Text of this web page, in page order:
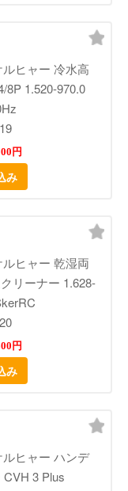
ヒャー 冷水高
8P 1.520-970.0
円
み
ヒャー 乾湿両
リーナー 1.628-
円
み
ヒャー ハンデ
CVH 3 Plus